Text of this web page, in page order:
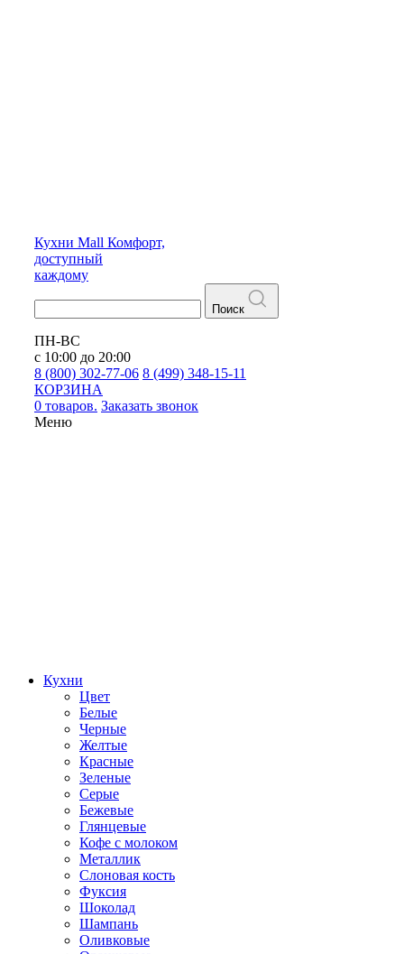
Кухни Mall Комфорт,
доступный
каждому
Поиск
ПН-ВС
с 10:00 до 20:00
8 (800) 302-77-06 8 (499) 348-15-11
КОРЗИНА
0 товаров. Заказать звонок
Меню
Кухни
Цвет
Белые
Черные
Желтые
Красные
Зеленые
Серые
Бежевые
Глянцевые
Кофе с молоком
Металлик
Слоновая кость
Фуксия
Шоколад
Шампань
Оливковые